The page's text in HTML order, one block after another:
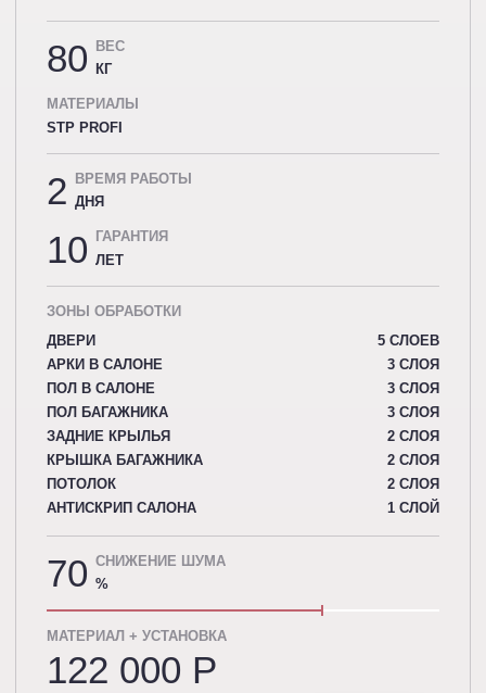
80
ВЕС
КГ
МАТЕРИАЛЫ
STP PROFI
2
ВРЕМЯ РАБОТЫ
ДНЯ
10
ГАРАНТИЯ
ЛЕТ
ЗОНЫ ОБРАБОТКИ
ДВЕРИ
5 СЛОЕВ
АРКИ В САЛОНЕ
3 СЛОЯ
ПОЛ В САЛОНЕ
3 СЛОЯ
ПОЛ БАГАЖНИКА
3 СЛОЯ
ЗАДНИЕ КРЫЛЬЯ
2 СЛОЯ
КРЫШКА БАГАЖНИКА
2 СЛОЯ
ПОТОЛОК
2 СЛОЯ
АНТИСКРИП САЛОНА
1 СЛОЙ
70 СНИЖЕНИЕ ШУМА
%
МАТЕРИАЛ + УСТАНОВКА
122 000 P